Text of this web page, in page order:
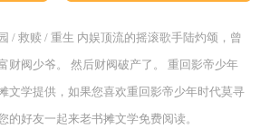
/ 救赎 / 重生 内娱顶流的摇滚歌手陆灼颂，曾
财阀少爷。 然后财阀破产了。 重回影帝少年
文学提供，如果您喜欢重回影帝少年时代莫寻
的好友一起来老书摊文学免费阅读。